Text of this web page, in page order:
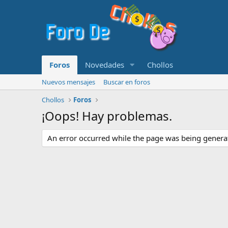
Foros Novedades Chollos
Nuevos mensajes
Buscar en foros
Chollos
Foros
¡Oops! Hay problemas.
An error occurred while the page was being